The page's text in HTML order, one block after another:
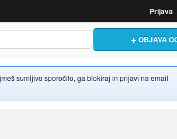
Prijava
OBJAVA
sumljivo sporočilo, ga blokiraj in prijavi na email